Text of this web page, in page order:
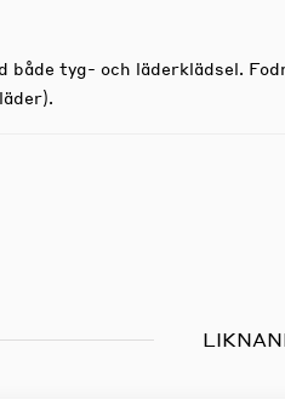
både tyg- och läderklädsel.